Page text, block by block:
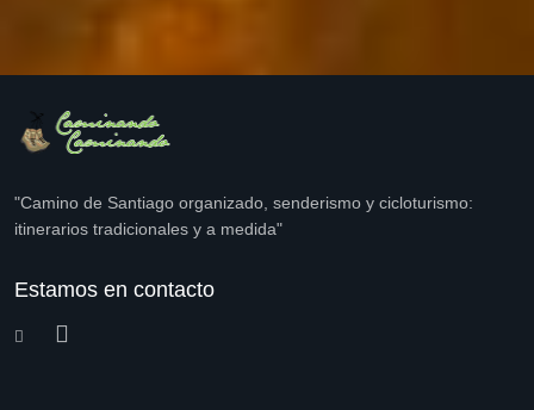
"Camino de Santiago organizado, senderismo y cicloturismo:
itinerarios tradicionales y a medida"
Estamos en contacto